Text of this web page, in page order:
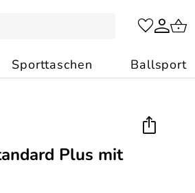
Sporttaschen Ballsport
Plus mit